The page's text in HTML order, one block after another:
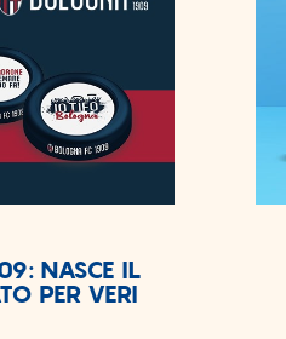
NASCE IL
PER VERI